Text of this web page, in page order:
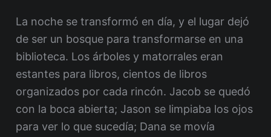
La noche se transformó en día, y el lugar dejó
de ser un bosque para transformarse en una
biblioteca. Los árboles y matorrales eran
estantes para libros, cientos de libros
organizados por cada rincón. Jacob se quedó
con la boca abierta; Jason se limpiaba los ojos
para ver lo que sucedía; Dana se movía